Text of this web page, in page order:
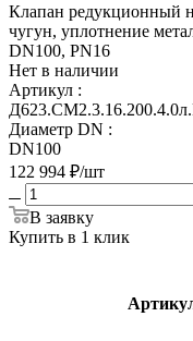
Клапан редукционный
чугун, уплотнение
DN100, PN16
Нет в наличии
Артикул :
Диаметр DN :
DN100
122 994 ₽/шт
В заявку
Купить в 1 клик